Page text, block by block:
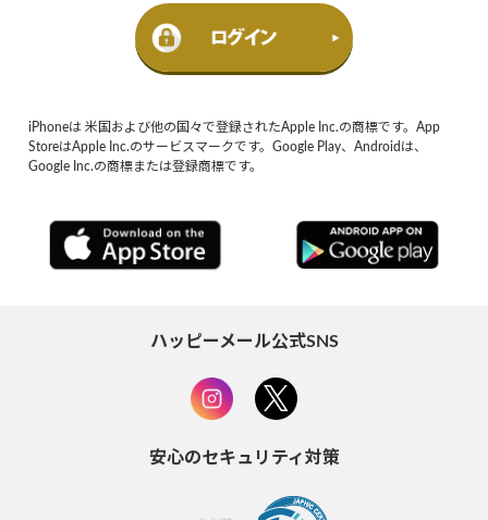
iPhoneは 米国および他の国々で登録されたApple Inc.の商標です。App
StoreはApple Inc.のサービスマークです。Google Play、Androidは、
Google Inc.の商標または登録商標です。
ハッピーメール公式SNS
安心のセキュリティ対策